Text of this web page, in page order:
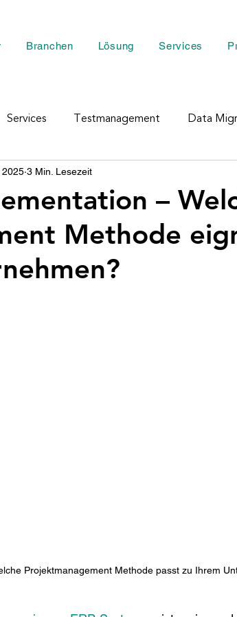
Branchen Lösung Services
Services Testmanagement Data
Rescue Managment
D365 Customer Engagement Power
–
Methode
2025 3 Min. Lesezeit
Projektmanagement Methode passt zu Ihrem